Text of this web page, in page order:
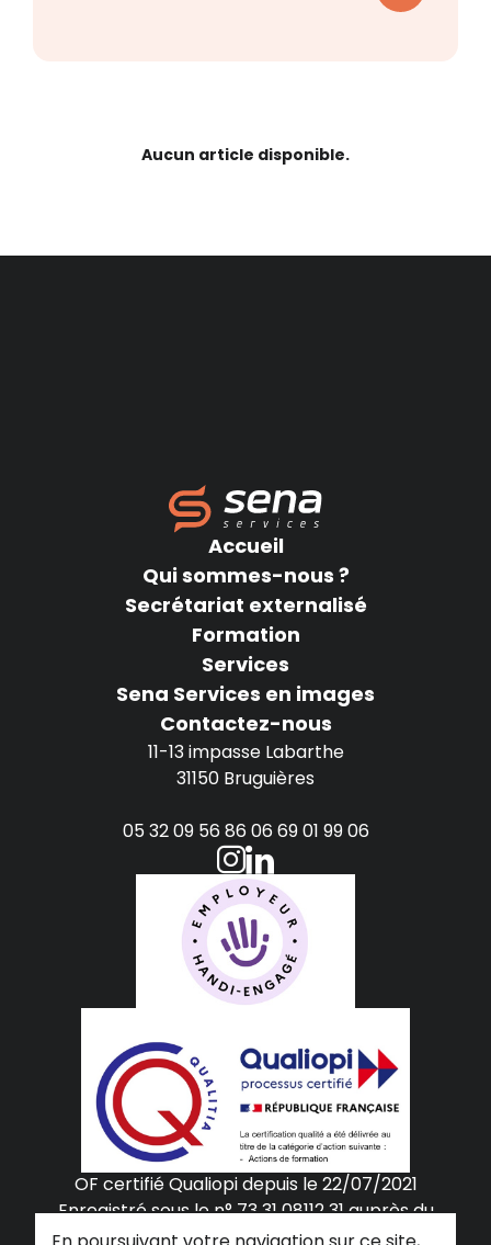
Aucun article disponible.
Accueil
Qui sommes-nous ?
Secrétariat externalisé
Formation
Services
Sena Services en images
Contactez-nous
11-13 impasse Labarthe
31150 Bruguières
05 32 09 56 86 06 69 01 99 06
OF certifié Qualiopi depuis le 22/07/2021
Enregistré sous le n° 73 31 08112 31 auprèsdu
préfet de la région Midi Pyrénées,(cet